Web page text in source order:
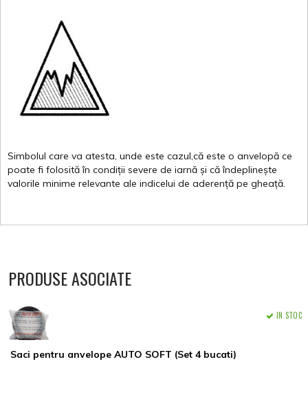
Simbolul care va atesta, unde este cazul,că este o anvelopă ce
poate fi folosită în condiții severe de iarnă și că îndeplinește
valorile minime relevante ale indicelui de aderență pe gheață.
PRODUSE ASOCIATE
Saci pentru anvelope AUTO SOFT (Set 4 bucati)
IN STOC